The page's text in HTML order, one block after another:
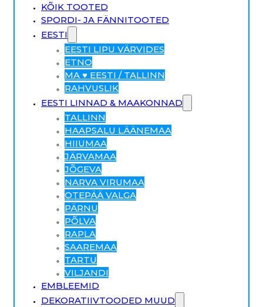
KÕIK TOOTED
SPORDI- JA FÄNNITOOTED
EESTI
EESTI LIPU VÄRVIDES
ETNO
MA ♥ EESTI / TALLINN
RAHVUSLIK
EESTI LINNAD & MAAKONNAD
TALLINN
HAAPSALU LÄÄNEMAA
HIIUMAA
JÄRVAMAA
JÕGEVA
NARVA VIRUMAA
OTEPÄÄ VALGA
PÄRNU
PÕLVA
RAPLA
SAAREMAA
TARTU
VILJANDI
EMBLEEMID
DEKORATIIVTOODED MUUD